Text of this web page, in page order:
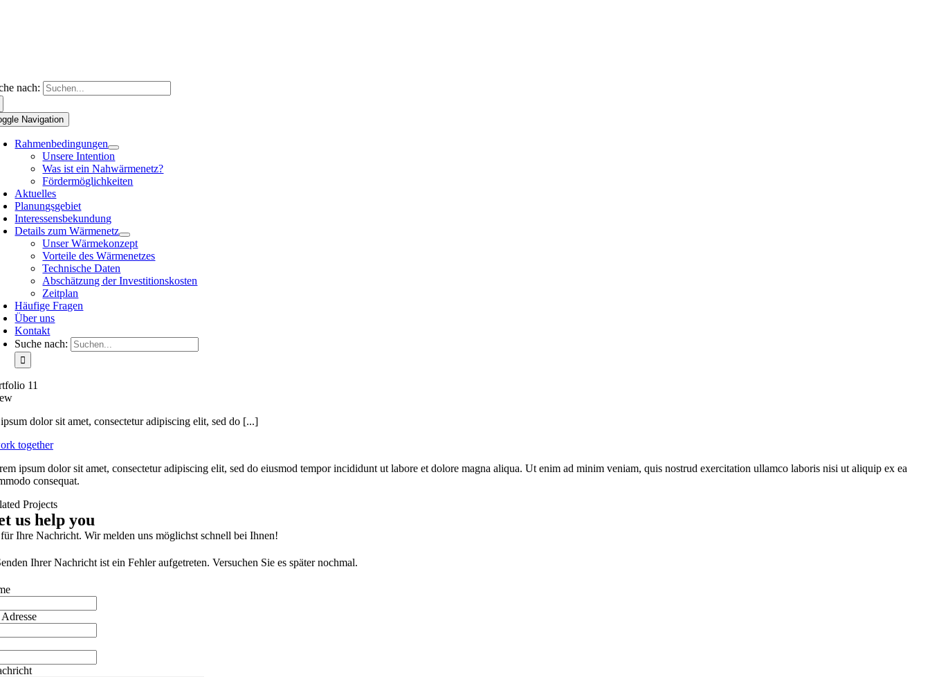
nach:
Navigation
Rahmenbedingungen
Unsere Intention
Was ist ein Nahwärmenetz?
Fördermöglichkeiten
Aktuelles
Planungsgebiet
Interessensbekundung
Details zum Wärmenetz
Unser Wärmekonzept
Vorteile des Wärmenetzes
Technische Daten
Abschätzung der Investitionskosten
Zeitplan
Häufige Fragen
Über uns
Kontakt
Suche nach:
11
dolor sit amet, consectetur adipiscing elit, sed do [...]
together
ipsum dolor sit amet, consectetur adipiscing elit, sed do eiusmod tempor incididunt ut labore et dolore magna aliqua. Ut enim ad minim veniam, quis nostrud exercitation ullamco laboris nisi ut aliquip ex ea
consequat.
Projects
us help you
Ihre Nachricht. Wir melden uns möglichst schnell bei Ihnen!
Ihrer Nachricht ist ein Fehler aufgetreten. Versuchen Sie es später nochmal.